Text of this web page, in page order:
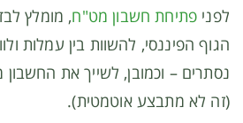
לפני פתיחת חשבון מט"ח, מומלץ
הגוף הפיננסי, להשוות בין עמלות
נסתרים – וכמובן, לשייך את
(זה לא מתבצע אוטמטית).